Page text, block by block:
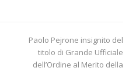
Paolo Pejrone insignito del
titolo di Grande Ufficiale
dell’Ordine al Merito della